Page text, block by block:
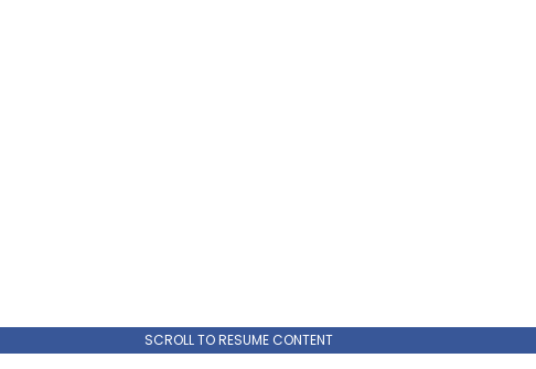
SCROLL TO RESUME CONTENT